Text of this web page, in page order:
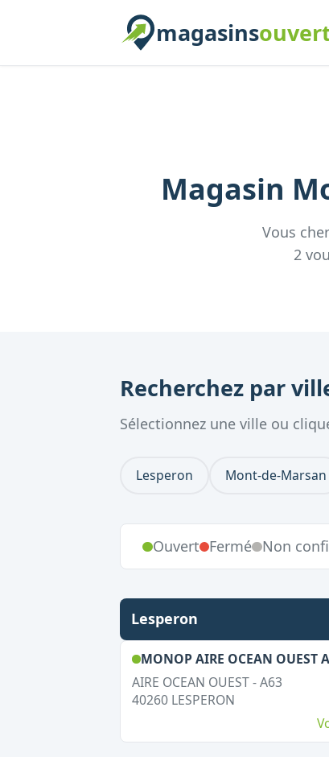
magasins
Magasin
Vous
2
Recherchez par
Sélectionnez une ville ou
Lesperon Mont-de-Marsan
Ouvert Fermé Non
Lesperon
MONOP AIRE OCEAN OUEST
AIRE OCEAN OUEST - A63
40260 LESPERON